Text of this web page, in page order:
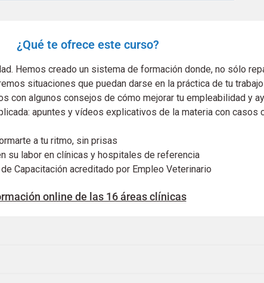
¿Qué te ofrece este curso?
Hemos creado un sistema de formación donde, no sólo
situaciones que puedan darse en la práctica de tu
con algunos consejos de cómo mejorar tu empleabilidad y
apuntes y vídeos explicativos de la materia con casos
a tu ritmo, sin prisas
su labor en clínicas y hospitales de referencia
Capacitación acreditado por Empleo Veterinario
online de las 16 áreas clínicas